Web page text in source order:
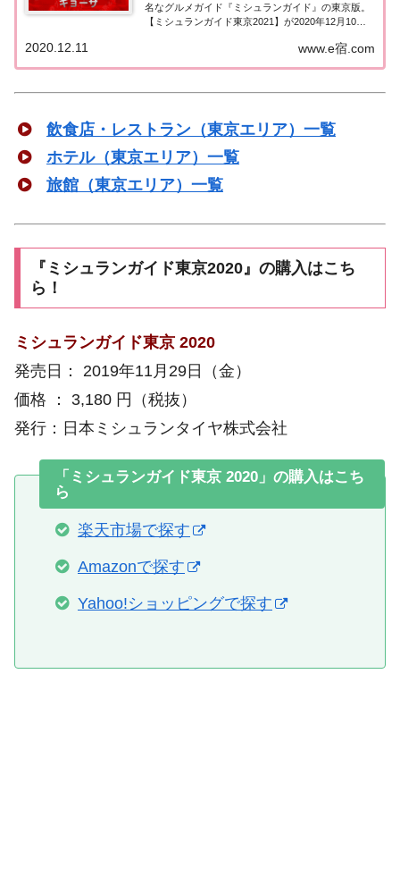
名なグルメガイド『ミシュランガイド』の東京版。
【ミシュランガイド東京2021】が2020年12月10日
グルマンに掲載された「ギョーザ」を一覧にまとめ
www.e宿.com
2020.12.11
飲食店・レストラン（東京エリア）一覧
ホテル（東京エリア）一覧
旅館（東京エリア）一覧
『ミシュランガイド東京2020』の購入はこち
ら！
ミシュランガイド東京 2020
発売日： 2019年11月29日（金）
価格 ： 3,180 円（税抜）
発行：日本ミシュランタイヤ株式会社
「ミシュランガイド東京 2020」の購入はこち
ら
楽天市場で探す
Amazonで探す
Yahoo!ショッピングで探す